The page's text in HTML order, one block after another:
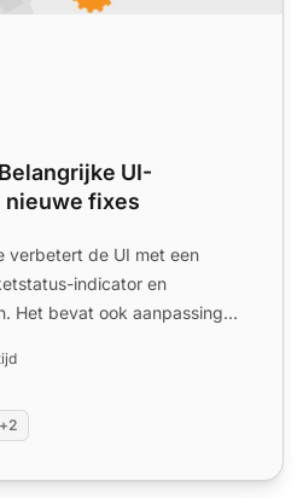
UI-
nieuwe fixes
verbetert de UI met een
indicator en
Het bevat ook aanpassingen
+2